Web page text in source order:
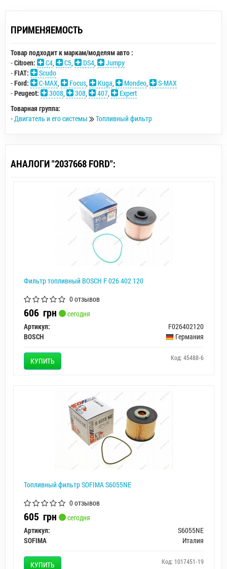
ПРИМЕНЯЕМОСТЬ
Товар подходит к маркам/моделям авто :
-Citroen: C4, C5, DS4,
Jumpy
-FIAT:
Scudo
-Ford: C-MAX, Focus, Kuga, Mondeo,
S-MAX
-Peugeot: 3008, 308, 407,
Expert
Товарная группа:
-Двигатель и его системы Топливный фильтр
АНАЛОГИ "2037668 FORD":
Фильтр топливный BOSCH F 026 402 120
0 отзывов
606 грн
сегодня
Артикул:
F026402120
BOSCH
Германия
КУПИТЬ Код: 45488-6
Топливный фильтр SOFIMA S6055NE
0 отзывов
605 грн
сегодня
Артикул:
S6055NE
SOFIMA
Италия
КУПИТЬ Код: 1017451-19